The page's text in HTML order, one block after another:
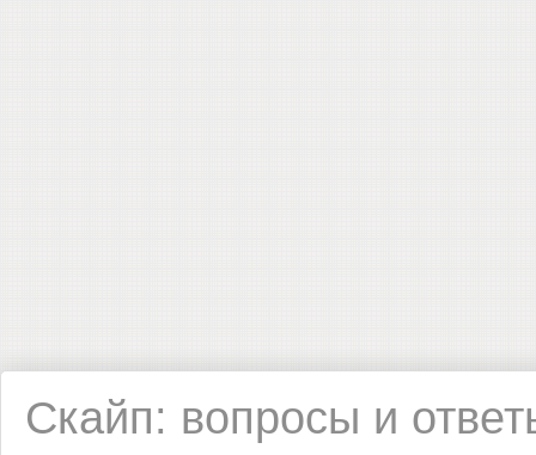
Скайп: вопросы и